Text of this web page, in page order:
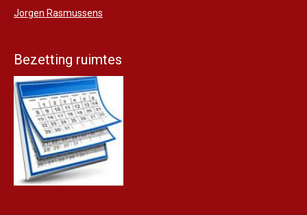
Jorgen Rasmussens
Bezetting ruimtes